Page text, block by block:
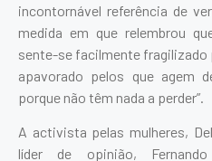
incontornável referência de
medida em que relembrou
sente-se facilmente
apavorado pelos que agem
porque não têm nada a perder”.
A activista pelas mulheres,
líder de opinião,